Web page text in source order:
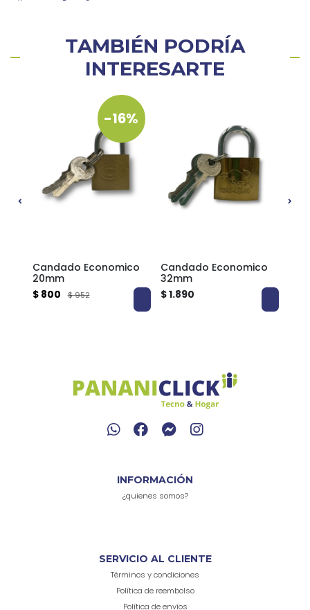
TAMBIÉN PODRÍA
INTERESARTE
-16%
Candado Economico
20mm
$ 800
$ 952
Candado Economico
32mm
$ 1.890
INFORMACIÓN
¿quienes somos?
SERVICIO AL CLIENTE
Términos y condiciones
Política de reembolso
Política de envíos